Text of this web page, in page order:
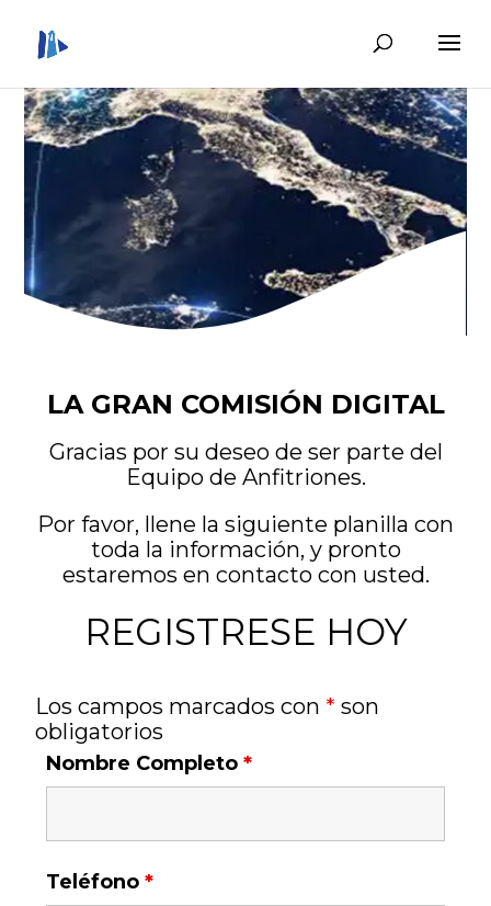
LA GRAN COMISIÓN DIGITAL
Gracias por su deseo de ser parte del
Equipo de Anfitriones.
Por favor, llene la siguiente planilla con
toda la información, y pronto
estaremos en contacto con usted.
REGISTRESE HOY
Los campos marcados con * son
obligatorios
Nombre Completo*
Teléfono*